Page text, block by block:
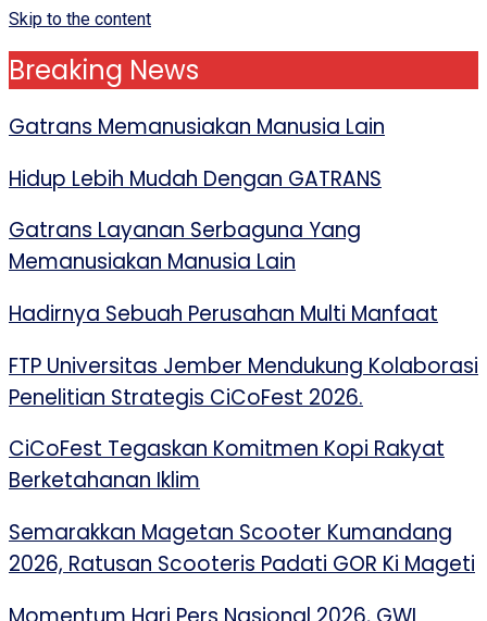
Skip to the content
Breaking News
Gatrans Memanusiakan Manusia Lain
Hidup Lebih Mudah Dengan GATRANS
Gatrans Layanan Serbaguna Yang
Memanusiakan Manusia Lain
Hadirnya Sebuah Perusahan Multi Manfaat
FTP Universitas Jember Mendukung Kolaborasi
Penelitian Strategis CiCoFest 2026.
CiCoFest Tegaskan Komitmen Kopi Rakyat
Berketahanan Iklim
Semarakkan Magetan Scooter Kumandang
2026, Ratusan Scooteris Padati GOR Ki Mageti